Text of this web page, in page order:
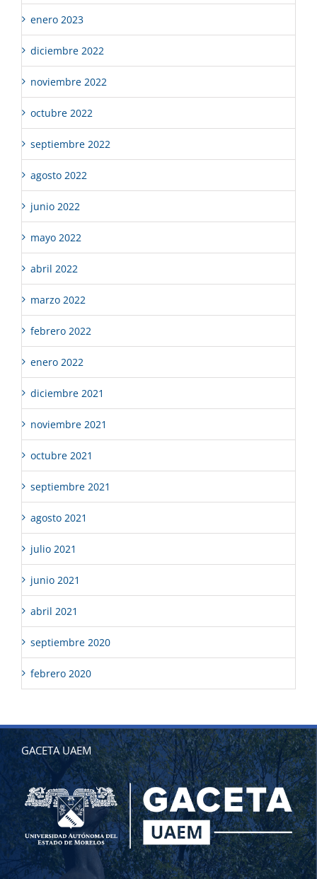
enero 2023
diciembre 2022
noviembre 2022
octubre 2022
septiembre 2022
agosto 2022
junio 2022
mayo 2022
abril 2022
marzo 2022
febrero 2022
enero 2022
diciembre 2021
noviembre 2021
octubre 2021
septiembre 2021
agosto 2021
julio 2021
junio 2021
abril 2021
septiembre 2020
febrero 2020
GACETA UAEM